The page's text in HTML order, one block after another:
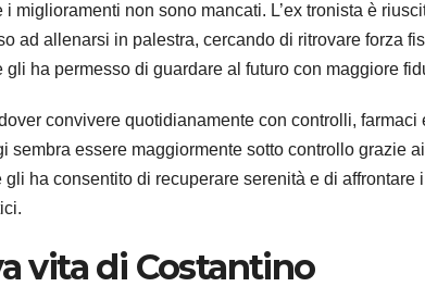
miglioramenti non sono mancati. L’ex tronista è
ad allenarsi in palestra, cercando di ritrovare forza
ha permesso di guardare al futuro con maggiore
convivere quotidianamente con controlli, farmaci
sembra essere maggiormente sotto controllo grazie ai
ha consentito di recuperare serenità e di affrontare
vita di Costantino